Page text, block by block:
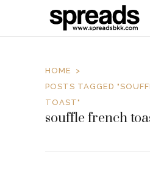
HOME
POSTS TAGGED
TOAST"
souffle french